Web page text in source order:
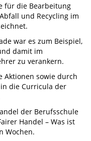
für die Bearbeitung
und Recycling im
war es zum Beispiel,
damit im
zu verankern.
Aktionen sowie durch
die Curricula der
der Berufsschule
Handel – Was ist
Wochen.